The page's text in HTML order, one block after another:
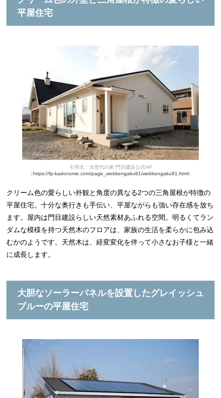
平屋住宅
引用元：次世代の家 門目建設公式HP
（https://fp-kadonome.com/page_webkengaku81/webkengaku81.html）
クリーム色の愛らしい外観と角度の異なる2つの三角屋根が特徴の
平屋住宅。十分な奥行きも手伝い、平屋ながらも強い存在感を放ち
ます。屋内は門目建設らしい天然素材あふれる空間。明るくてラン
ダムな模様を持つ天然木のフロアは、家族の生活を柔らかに包み込
むかのようです。天然木は、経変変化を伴って小さなお子様と一緒
に成長します。
大胆なソーラーパネルを設置したグレイッシュ
ブルーの平屋住宅